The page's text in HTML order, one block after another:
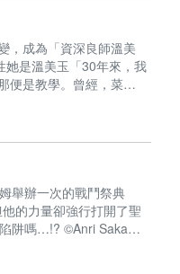
，成為「資深良師溫美
她是溫美玉「30年來，我
便是教學。曾經，菜鳥
高壓控制學生。曾經，
帶動無數老師，她是溫
悅，更多是深刻坦露迷
是一場新生。與其說這
看到，我如何打直腰
。」──溫美玉 「這條
己的人生，放棄已錄取
無法走進學生的心，也
點亮一道光。她謹記恩
沒把你教會！」溫美玉
舉辦一次的戰鬥祭典
的力量卻強行打開了聖
阱嗎…!? ©Anri Sakano
家吧」人氣作品《